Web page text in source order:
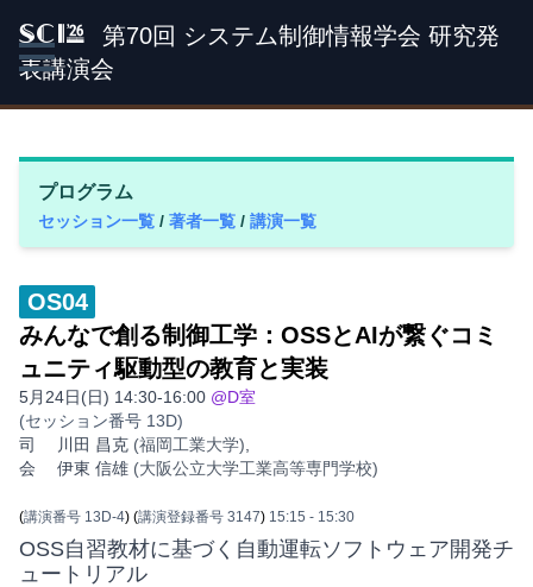
SCI '26
第70回 システム制御情報学会 研究発
表講演会
プログラム
セッション一覧 / 著者一覧 / 講演一覧
OS04
みんなで創る制御工学：OSSとAIが繋ぐコミ
ュニティ駆動型の教育と実装
5月24日(日) 14:30-16:00 @D室
(セッション番号 13D)
司
会
川田 昌克 (福岡工業大学)
伊東 信雄 (大阪公立大学工業高等専門学校)
(講演番号 13D-4) (講演登録番号 3147) 15:15 - 15:30
OSS自習教材に基づく自動運転ソフトウェア開発チ
ュートリアル